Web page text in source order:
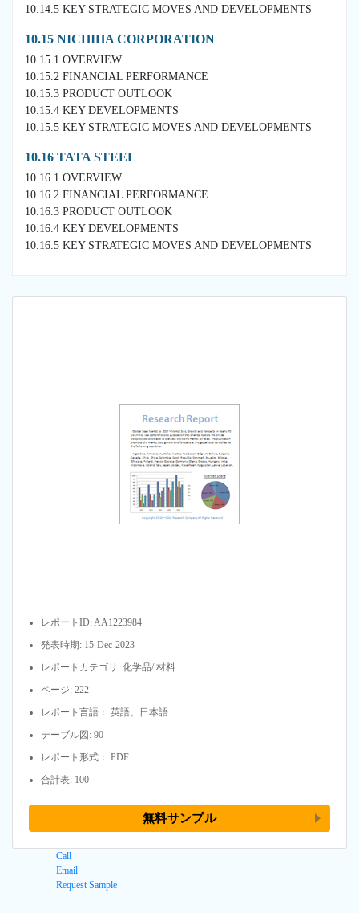
10.14.5 KEY STRATEGIC MOVES AND DEVELOPMENTS
10.15 NICHIHA CORPORATION
10.15.1 OVERVIEW
10.15.2 FINANCIAL PERFORMANCE
10.15.3 PRODUCT OUTLOOK
10.15.4 KEY DEVELOPMENTS
10.15.5 KEY STRATEGIC MOVES AND DEVELOPMENTS
10.16 TATA STEEL
10.16.1 OVERVIEW
10.16.2 FINANCIAL PERFORMANCE
10.16.3 PRODUCT OUTLOOK
10.16.4 KEY DEVELOPMENTS
10.16.5 KEY STRATEGIC MOVES AND DEVELOPMENTS
レポートID: AA1223984
発表時期: 15-Dec-2023
レポートカテゴリ: 化学品/ 材料
ページ: 222
レポート言語： 英語、日本語
テーブル図: 90
レポート形式： PDF
合計表: 100
無料サンプル
Call
Email
Request Sample